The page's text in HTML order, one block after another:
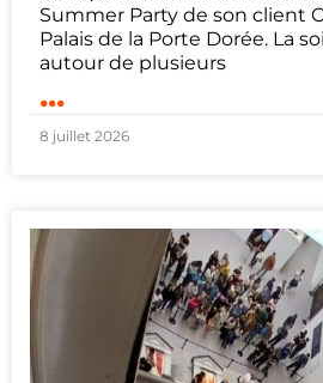
Summer Party de son client
Palais de la Porte Dorée. La
autour de plusieurs
...
8 juillet 2026